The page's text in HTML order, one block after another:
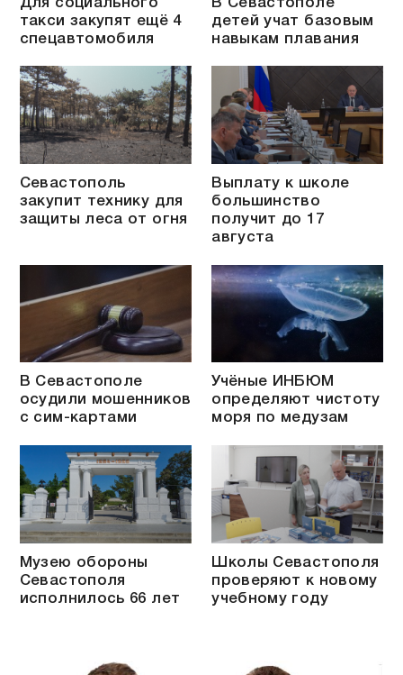
Для социального
такси закупят ещё 4
спецавтомобиля
В Севастополе
детей учат базовым
навыкам плавания
Севастополь
закупит технику для
защиты леса от огня
Выплату к школе
большинство
получит до 17
августа
В Севастополе
осудили мошенников
с сим-картами
Учёные ИНБЮМ
определяют чистоту
моря по медузам
Музею обороны
Севастополя
исполнилось 66 лет
Школы Севастополя
проверяют к новому
учебному году